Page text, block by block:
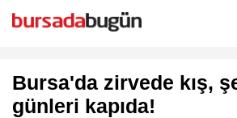
Bursa'da zirvede kış,
günleri kapıda!